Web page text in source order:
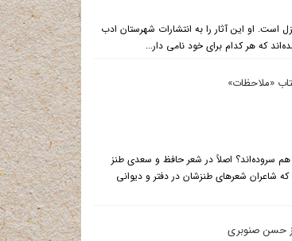
ادب به نقل از روزنامه‌ی جام جم: مجموعه‌شعر ملاحظات از امید مهدی‌نژاد شامل ۲۸ غزل است. او این آثار را به انتشارات شهرستان ادب
که هر کدام برای خود نامی دار...
«ملاحظات»
سروده‌اند؟ اصلاً در شعر حافظ و سعدی طنز
شاعران شعرهای طنزشان در دفتر و دیوانی
حسن صنوبری